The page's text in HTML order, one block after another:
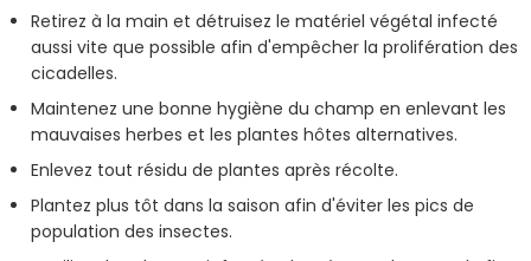
Retirez à la main et détruisez le matériel végétal infecté
aussi vite que possible afin d'empêcher la prolifération des
cicadelles.
Maintenez une bonne hygiène du champ en enlevant les
mauvaises herbes et les plantes hôtes alternatives.
Enlevez tout résidu de plantes après récolte.
Plantez plus tôt dans la saison afin d'éviter les pics de
population des insectes.